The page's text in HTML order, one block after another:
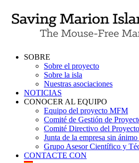
content
SOBRE
Sobre el proyecto
Sobre la isla
Nuestras asociaciones
NOTICIAS
CONOCER AL EQUIPO
Equipo del proyecto MFM
Comité de Gestión de
Comité Directivo del
Junta de la empresa sin
Grupo Asesor Científico y
CONTACTE CON